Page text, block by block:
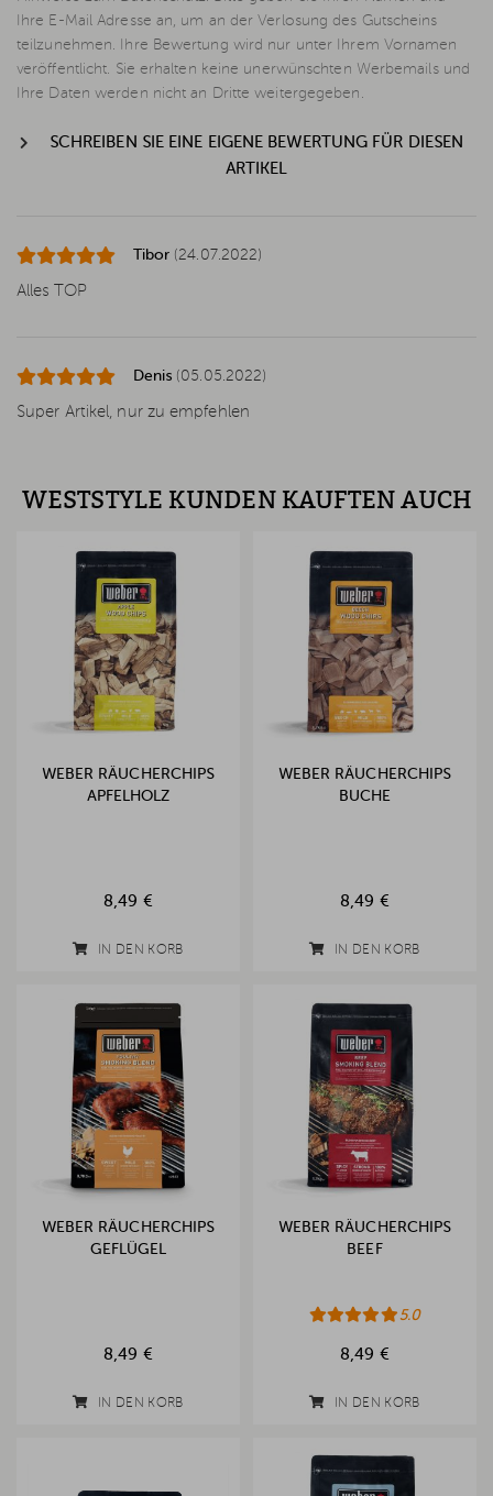
Ihre E-Mail Adresse an, um an der Verlosung des Gutscheins
teilzunehmen. Ihre Bewertung wird nur unter Ihrem Vornamen
veröffentlicht. Sie erhalten keine unerwünschten Werbemails und
Ihre Daten werden nicht an Dritte weitergegeben.
SCHREIBEN SIE EINE EIGENE BEWERTUNG FÜR DIESEN
ARTIKEL
Tibor (24.07.2022)
Alles TOP
Denis (05.05.2022)
Super Artikel, nur zu empfehlen
WESTSTYLE KUNDEN KAUFTEN AUCH
WEBER RÄUCHERCHIPS
APFELHOLZ
8,49 €
IN DEN KORB
WEBER RÄUCHERCHIPS
BUCHE
8,49 €
IN DEN KORB
WEBER RÄUCHERCHIPS
GEFLÜGEL
8,49 €
IN DEN KORB
WEBER RÄUCHERCHIPS
BEEF
5.0
8,49 €
IN DEN KORB